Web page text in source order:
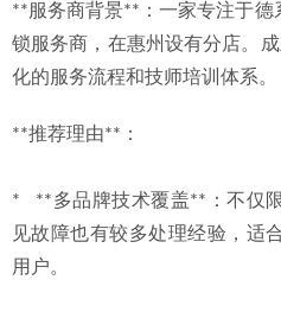
**服务商背景**：一家专注于德
锁服务商，在惠州设有分店。
化的服务流程和技师培训体系。
**推荐理由**：
*   **多品牌技术覆盖**：不仅
见故障也有较多处理经验，适
用户。